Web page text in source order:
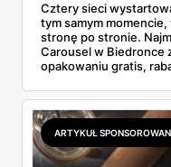
Cztery sieci
tym samym momencie,
stronę po stronie.
Carousel w Biedronce
opakowaniu gratis,
2,99 zł za kilogram,
odpowiada masłem za
najwięcej wyciśniesz
do Aldi.
ARTYKUŁ